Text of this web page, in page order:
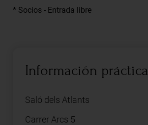
* Socios - Entrada libre
Información práctica
Saló dels Atlants
Carrer Arcs 5